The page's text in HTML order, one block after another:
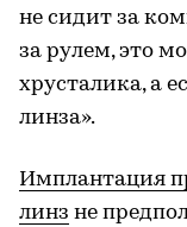
не сидит за
за рулем, это
хрусталика, а
линза».
Имплантация
линз не